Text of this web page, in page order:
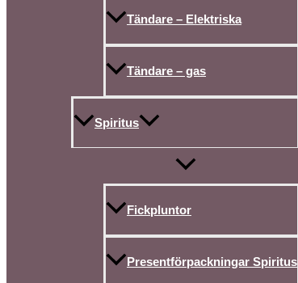
Tändare – Elektriska
Tändare – gas
Spiritus
Fickpluntor
Presentförpackningar Spiritus